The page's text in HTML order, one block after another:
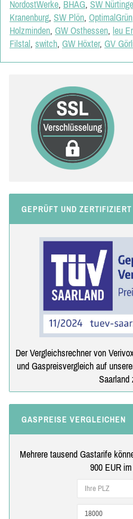
NordostWerke, BHAG, SW
Kranenburg, SW Plön, OptimalGrün
Holzminden, GW Osthessen, leu
Filstal, switch, GW Höxter, GV
GEPRÜFT UND ZERTIFIZIERT
Der Vergleichsrechner von
und Gaspreisvergleich auf
Saarland
GASPREISE VERGLEICHEN
Mehrere tausend Gastarife
900 EUR